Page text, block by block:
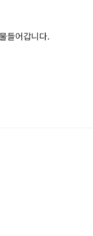
들어갑니다.